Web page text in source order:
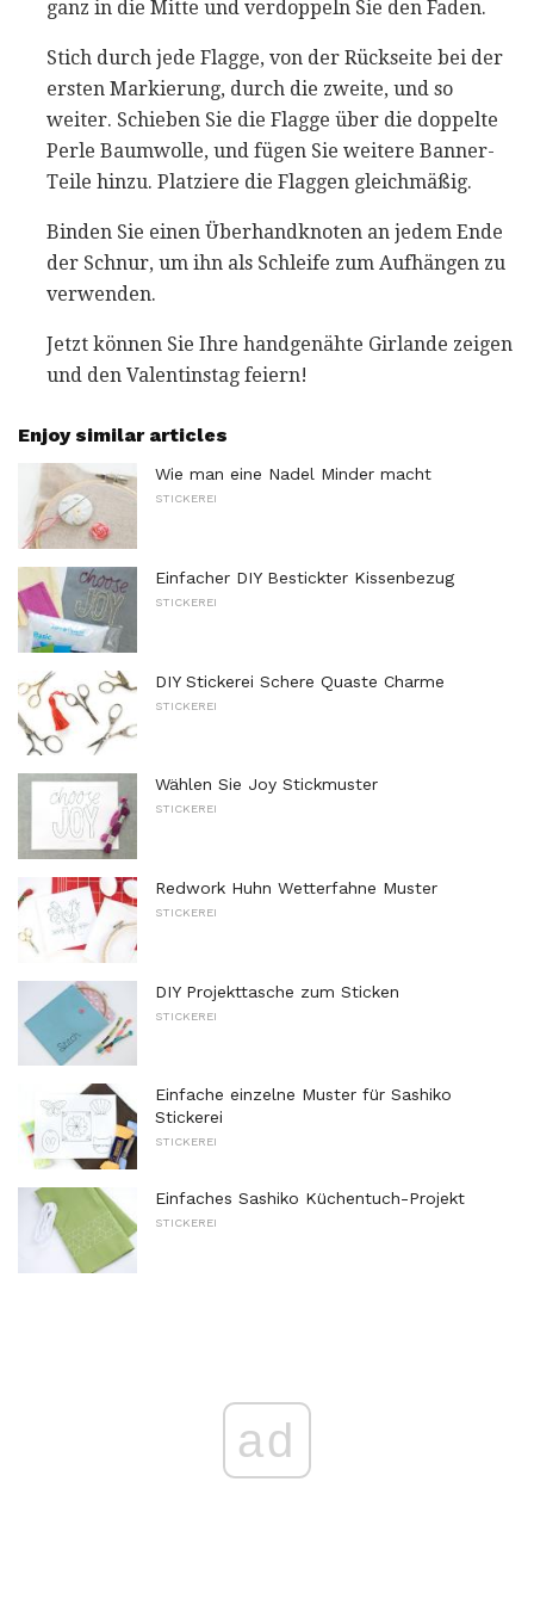
ganz in die Mitte und verdoppeln Sie den Faden.
Stich durch jede Flagge, von der Rückseite bei der
ersten Markierung, durch die zweite, und so
weiter. Schieben Sie die Flagge über die doppelte
Perle Baumwolle, und fügen Sie weitere Banner-
Teile hinzu. Platziere die Flaggen gleichmäßig.
Binden Sie einen Überhandknoten an jedem Ende
der Schnur, um ihn als Schleife zum Aufhängen zu
verwenden.
Jetzt können Sie Ihre handgenähte Girlande zeigen
und den Valentinstag feiern!
Enjoy similar articles
Wie man eine Nadel Minder macht
STICKEREI
Einfacher DIY Bestickter Kissenbezug
STICKEREI
DIY Stickerei Schere Quaste Charme
STICKEREI
Wählen Sie Joy Stickmuster
STICKEREI
Redwork Huhn Wetterfahne Muster
STICKEREI
DIY Projekttasche zum Sticken
STICKEREI
Einfache einzelne Muster für Sashiko
Stickerei
STICKEREI
Einfaches Sashiko Küchentuch-Projekt
STICKEREI
ad